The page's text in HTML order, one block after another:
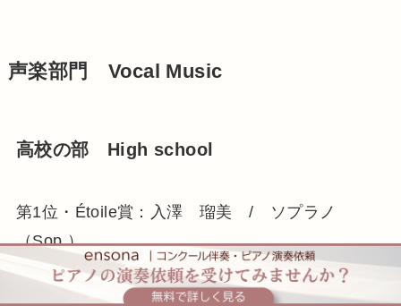
声楽部門 Vocal Music
高校の部 High school
第1位・Étoile賞：入澤 瑠美 / ソプラノ
（Sop.）